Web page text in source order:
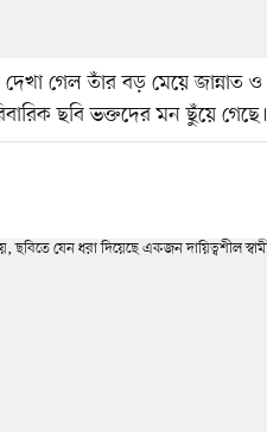
গেল তাঁর বড় মেয়ে জান্নাত ও
ছবি ভক্তদের মন ছুঁয়ে গেছে।